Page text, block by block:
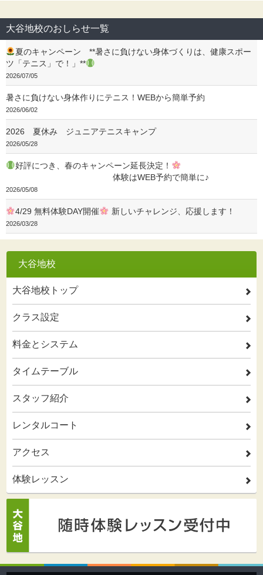
大谷地校のおしらせ一覧
夏のキャンペーン **暑さに負けない身体づくりは、健康スポー
ツ「テニス」で！」**
2026/07/05
暑さに負けない身体作りにテニス！WEBから簡単予約
2026/06/02
2026 夏休み ジュニアテニスキャンプ
2026/05/28
好評につき、春のキャンペーン延長決定！
体験はWEB予約で簡単に♪
2026/05/08
4/29 無料体験DAY開催 新しいチャレンジ、応援します！
2026/03/28
大谷地校
大谷地校トップ 2
クラス設定 2
料金とシステム 2
タイムテーブル 2
スタッフ紹介 2
レンタルコート 2
アクセス 2
体験レッスン 2